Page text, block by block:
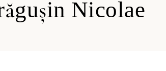
Nicolae